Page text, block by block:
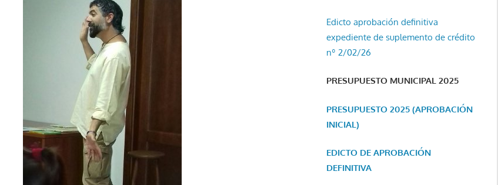
Edicto aprobación definitiva
expediente de suplemento de crédito
nº 2/02/26
PRESUPUESTO MUNICIPAL 2025
PRESUPUESTO 2025 (APROBACIÓN
INICIAL)
EDICTO DE APROBACIÓN
DEFINITIVA